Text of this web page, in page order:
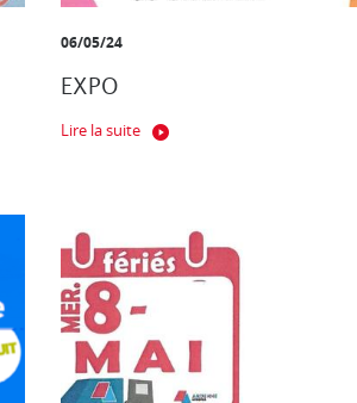
06/05/24
EXPO
Lire la suite